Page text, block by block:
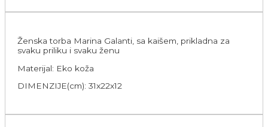
Ženska torba Marina Galanti, sa kaišem, prikladna za
svaku priliku i svaku ženu
Materijal: Eko koža
DIMENZIJE(cm): 31x22x12